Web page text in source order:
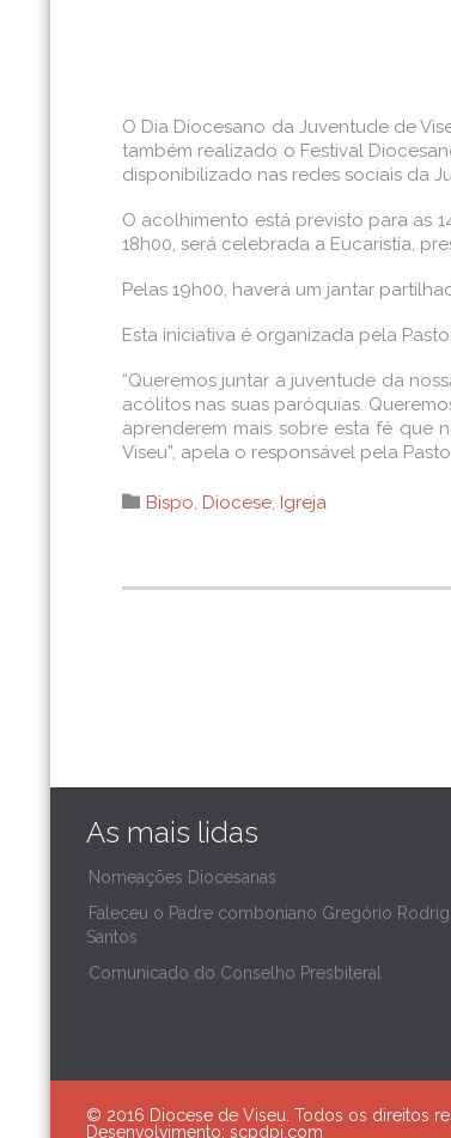
O Dia Diocesano da Juventude de
também realizado o Festival
disponibilizado nas redes sociais da
O acolhimento está previsto para as
18h00, será celebrada a Eucaristia,
Pelas 19h00, haverá um jantar
Esta iniciativa é organizada pela
“Queremos juntar a juventude da
acólitos nas suas paróquias.
aprenderem mais sobre esta fé que
Viseu”, apela o responsável pela
 Category
Bispo, Diocese, Igreja
As mais lidas
Nomeações Diocesanas
Faleceu o Padre comboniano Gregório
Santos
Comunicado do Conselho Presbiteral
© 2016 Diocese de Viseu. Todos os direitos
Desenvolvimento: scpdpi.com